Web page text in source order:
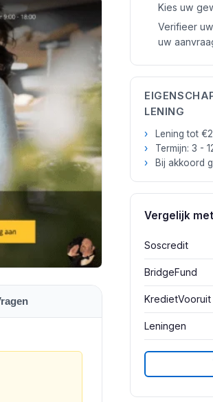
Kies uw
Verifieer
uw
LENING
Lening tot
Termijn: 3 -
Bij akkoord
Vergelijk
Soscredit
BridgeFund
KredietVooruit
Leningen